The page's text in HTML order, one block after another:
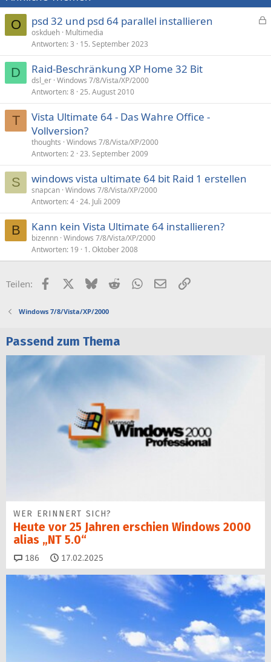
O
p
psd 32 und psd 64 parallel installieren
oskdueh Multimedia
Antworten 3 15. September 2023
D Raid-Beschränkung XP Home 32 Bit
dsl_er Windows 7/8/Vista/XP/2000
Antworten 8 25. August 2010
T
Vista Ultimate 64 - Das Wahre Office -
Vollversion?
thoughts Windows 7/8/Vista/XP/2000
Antworten 2 23. September 2009
S windows vista ultimate 64 bit Raid 1 erstellen
snapcan Windows 7/8/Vista/XP/2000
Antworten 4 24. Juli 2009
B Kann kein Vista Ultimate 64 installieren?
bizennn Windows 7/8/Vista/XP/2000
Antworten 19 1. Oktober 2008
Teilen: FacebookX (Twitter)
BlueskyRedditWhatsApp
E-MailLink
Windows 7/8/Vista/XP/2000
Passend zum Thema
WER ERINNERT SICH?
Heute vor 25 Jahren erschien Windows 2000
alias „NT 5.0“
186 Kommentare
17.02.2025